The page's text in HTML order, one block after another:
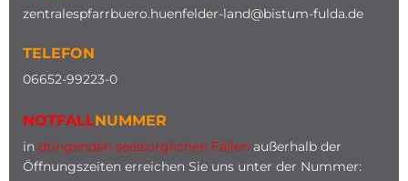
zentralespfarrbuero.huenfelder-land@bistum-fulda.de
TELEFON
06652-99223-0
NOTFALLNUMMER
in dringenden seelsorglichen Fällen außerhalb der
Öffnungszeiten erreichen Sie uns unter der Nummer: